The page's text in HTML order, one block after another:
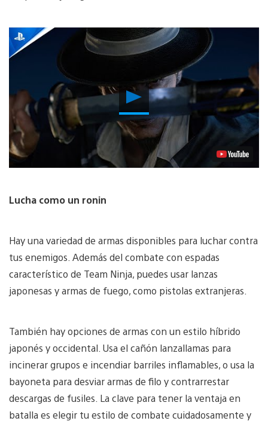
Reproducir
Video
Lucha como un ronin
Hay una variedad de armas disponibles para luchar contra
tus enemigos. Además del combate con espadas
característico de Team Ninja, puedes usar lanzas
japonesas y armas de fuego, como pistolas extranjeras.
También hay opciones de armas con un estilo híbrido
japonés y occidental. Usa el cañón lanzallamas para
incinerar grupos e incendiar barriles inflamables, o usa la
bayoneta para desviar armas de filo y contrarrestar
descargas de fusiles. La clave para tener la ventaja en
batalla es elegir tu estilo de combate cuidadosamente y